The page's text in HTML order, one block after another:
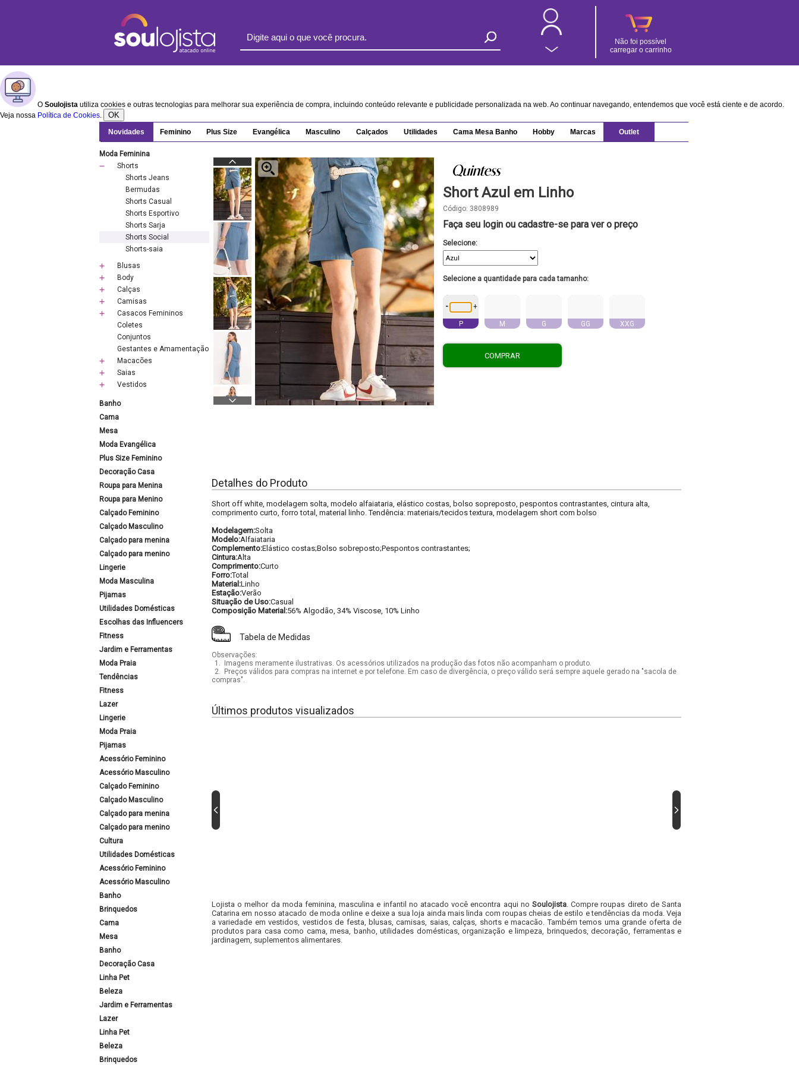
Não foi possível
carregar o carrinho
O Soulojista utiliza cookies e outras tecnologias para melhorar sua experiência de compra, incluindo conteúdo relevante e publicidade personalizada na web. Ao continuar navegando, entendemos que você está ciente e de acordo.
Veja nossa Política de Cookies. OK
Novidades Feminino Plus Size Evangélica Masculino Calçados Utilidades Cama Mesa Banho Hobby Marcas Outlet
Moda Feminina
Shorts
Shorts Jeans
Bermudas
Shorts Casual
Shorts Esportivo
Shorts Sarja
Shorts Social
Shorts-saia
Blusas
Body
Calças
Camisas
Casacos Femininos
Coletes
Conjuntos
Gestantes e Amamentação
Macacões
Saias
Vestidos
Banho
Cama
Mesa
Moda Evangélica
Plus Size Feminino
Decoração Casa
Roupa para Menina
Roupa para Menino
Calçado Feminino
Calçado Masculino
Calçado para menina
Calçado para menino
Lingerie
Moda Masculina
Pijamas
Utilidades Domésticas
Escolhas das Influencers
Fitness
Jardim e Ferramentas
Moda Praia
Tendências
Fitness
Lazer
Lingerie
Moda Praia
Pijamas
Acessório Feminino
Acessório Masculino
Calçado Feminino
Calçado Masculino
Calçado para menina
Calçado para menino
Cultura
Utilidades Domésticas
Acessório Feminino
Acessório Masculino
Banho
Brinquedos
Cama
Mesa
Banho
Decoração Casa
Linha Pet
Beleza
Jardim e Ferramentas
Lazer
Linha Pet
Beleza
Brinquedos
Short Azul em Linho
Código: 3808989
Faça seu login ou cadastre-se para ver o preço
Selecione:
Selecione a quantidade para cada tamanho:
- +
P M G GG XXG
COMPRAR
Detalhes do Produto
Short off white, modelagem solta, modelo alfaiataria, elástico costas, bolso sopreposto, pespontos contrastantes, cintura alta,
comprimento curto, forro total, material linho. Tendência: materiais/tecidos textura, modelagem short com bolso
Modelagem:Solta
Modelo:Alfaiataria
Complemento:Elástico costas;Bolso sobreposto;Pespontos contrastantes;
Cintura:Alta
Comprimento:Curto
Forro:Total
Material:Linho
Estação:Verão
Situação de Uso:Casual
Composição Material:56% Algodão, 34% Viscose, 10% Linho
Tabela de Medidas
Observações:
1.
Imagens meramente ilustrativas. Os acessórios utilizados na produção das fotos não acompanham o produto.
2.
Preços válidos para compras na internet e por telefone. Em caso de divergência, o preço válido será sempre aquele gerado na "sacola de
compras".
Últimos produtos visualizados
Lojista o melhor da moda feminina, masculina e infantil no atacado você encontra aqui no Soulojista. Compre roupas direto de Santa
Catarina em nosso atacado de moda online e deixe a sua loja ainda mais linda com roupas cheias de estilo e tendências da moda. Veja
a variedade em vestidos, vestidos de festa, blusas, camisas, saias, calças, shorts e macacão. Também temos uma grande oferta de
produtos para casa como cama, mesa, banho, utilidades domésticas, organização e limpeza, brinquedos, decoração, ferramentas e
jardinagem, suplementos alimentares.